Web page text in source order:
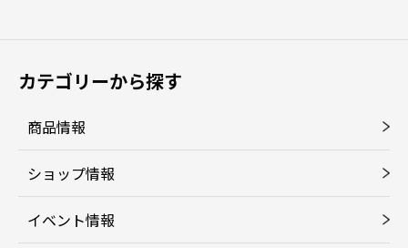
カテゴリーから探す
商品情報
ショップ情報
イベント情報